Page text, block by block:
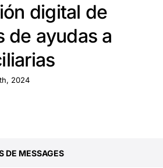
digital de
de ayudas a
2024
DE MESSAGES